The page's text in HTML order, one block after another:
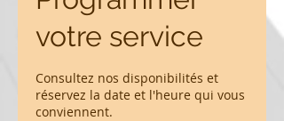
votre service
Consultez nos disponibilités et
réservez la date et l'heure qui vous
conviennent.